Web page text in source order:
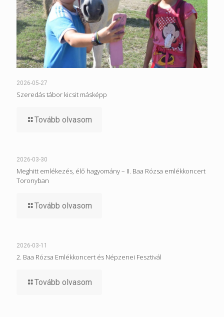
2026-05-27
Szeredás tábor kicsit másképp
Tovább olvasom
2026-03-30
Meghitt emlékezés, élő hagyomány – II. Baa Rózsa emlékkoncert
Toronyban
Tovább olvasom
2026-03-11
2. Baa Rózsa Emlékkoncert és Népzenei Fesztivál
Tovább olvasom